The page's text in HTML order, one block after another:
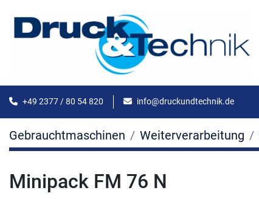
+49 2377 / 80 54 820 info@druckundtechnik.de
Gebrauchtmaschinen Weiterverarbeitung
Minipack FM 76 N